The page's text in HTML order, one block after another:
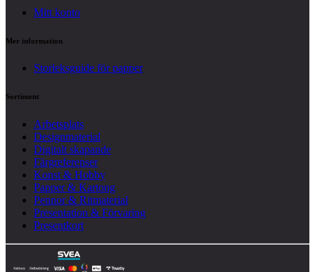
Mitt konto
Mer information
Storleksguide för papper
Sortiment
Arbetsplats
Designmaterial
Digitalt skapande
Färgreferenser
Konst & Hobby
Papper & Kartong
Pennor & Ritmaterial
Presentation & Förvaring
Presentkort